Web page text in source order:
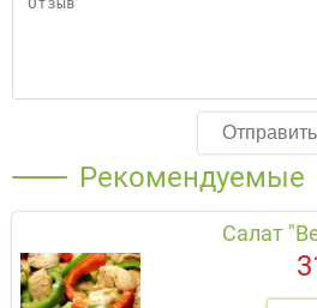
Отправить
Рекомендуемые
Салат